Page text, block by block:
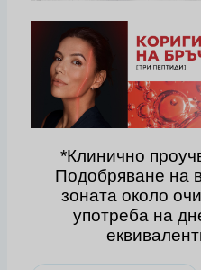
*Клинично
Подобряване на
зоната около
употреба на